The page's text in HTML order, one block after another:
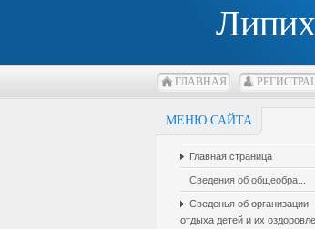
ГЛАВНАЯ
МЕНЮ САЙТА
Главная страница
Сведения об общеобра...
Сведенья об организации
отдыха детей и их